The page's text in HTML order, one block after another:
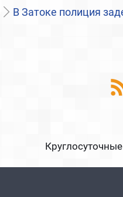
В Затоке полиция